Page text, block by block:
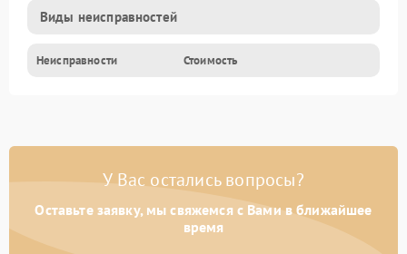
Виды неисправностей
Неисправности Стоимость
У Вас остались вопросы?
Оставьте заявку, мы свяжемся с Вами в ближайшее
время